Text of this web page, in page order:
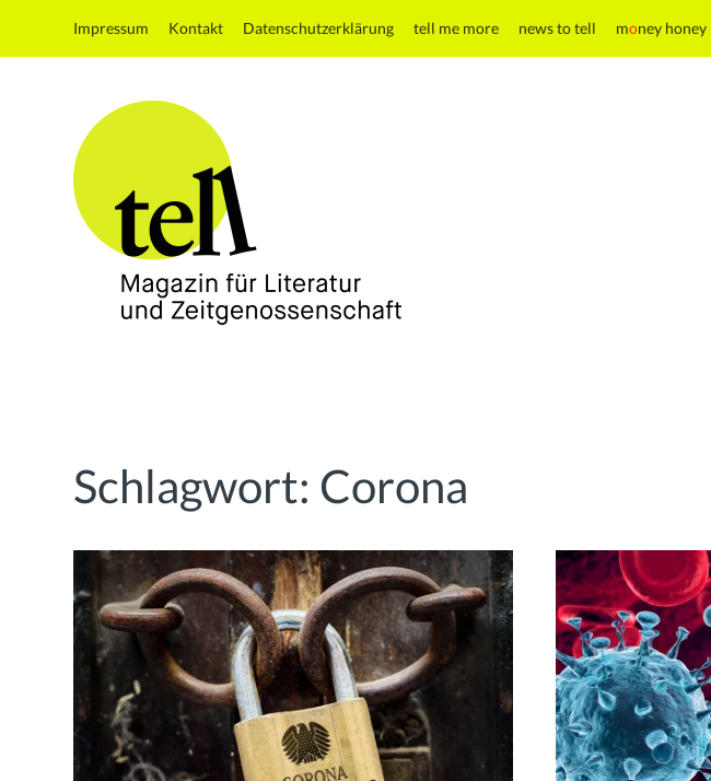
Impressum Kontakt Datenschutzerklärung tell me more news to tell money honey
Zeitgenossenschaft
Schlagwort: Corona